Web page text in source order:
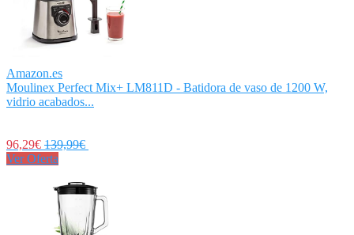
Amazon.es
Moulinex Perfect Mix+ LM811D - Batidora de vaso de 1200 W,
vidrio acabados...
96,29€ 139,99€
Ver Oferta